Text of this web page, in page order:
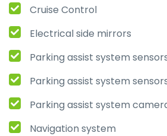
Cruise Control
Electrical side mirrors
Parking assist system
Parking assist system
Parking assist system
Navigation system